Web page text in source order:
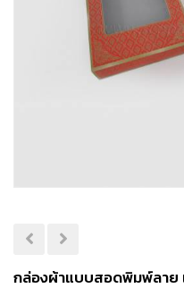
กล่องผ้าแบบสอดพิมพ์ลาย